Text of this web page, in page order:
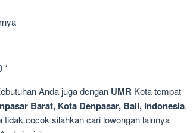
*
Anda juga dengan UMR Kota tempat
Barat, Kota Denpasar, Bali, Indonesia,
cocok silahkan cari lowongan lainnya